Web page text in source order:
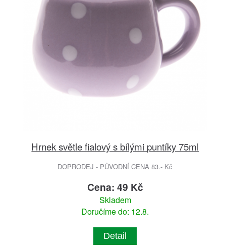
Hrnek světle fialový s bílými puntíky 75ml
DOPRODEJ - PŮVODNÍ CENA 83.- Kč
Cena: 49 Kč
Skladem
Doručíme do: 12.8.
Detail